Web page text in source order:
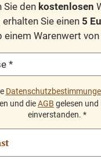
Sie den kostenlosen
Sie einen 5
einem Warenwert
*
und dieAGB gelesen
einverstanden. *